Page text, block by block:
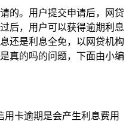
的。用户提交申请后，网贷
后，用户可以获得逾期利息
还是利息全免，以网贷机构
真的吗的问题，下面由小编
卡逾期是会产生利息费用